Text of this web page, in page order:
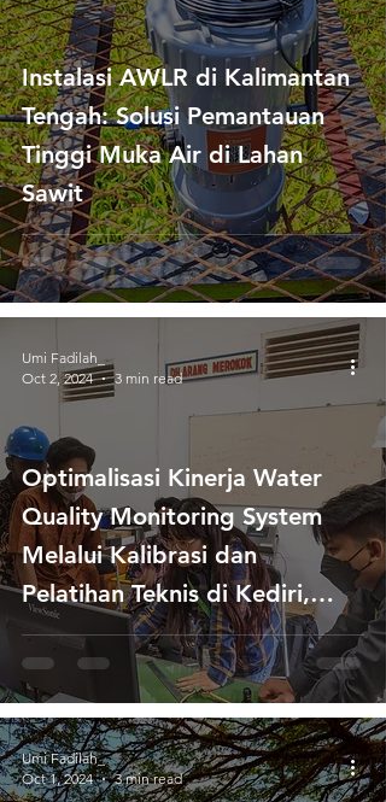
Instalasi AWLR di Kalimantan
Tengah: Solusi Pemantauan
Tinggi Muka Air di Lahan
Sawit
Optimalisasi Kinerja Water
Quality Monitoring System
Melalui Kalibrasi dan
Pelatihan Teknis di Kediri,
Jawa Timur
Umi Fadilah_
Oct 2, 2024
3 min read
Umi Fadilah_
Oct 1, 2024
3 min read